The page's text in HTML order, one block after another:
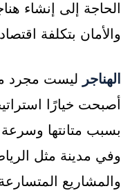
الحاجة إلى إنشاء
والأمان بتكلفة
الهناجر ليست مجرد
أصبحت خيارًا
بسبب متانتها وسرعة
وفي مدينة مثل
والمشاريع المتسارعة